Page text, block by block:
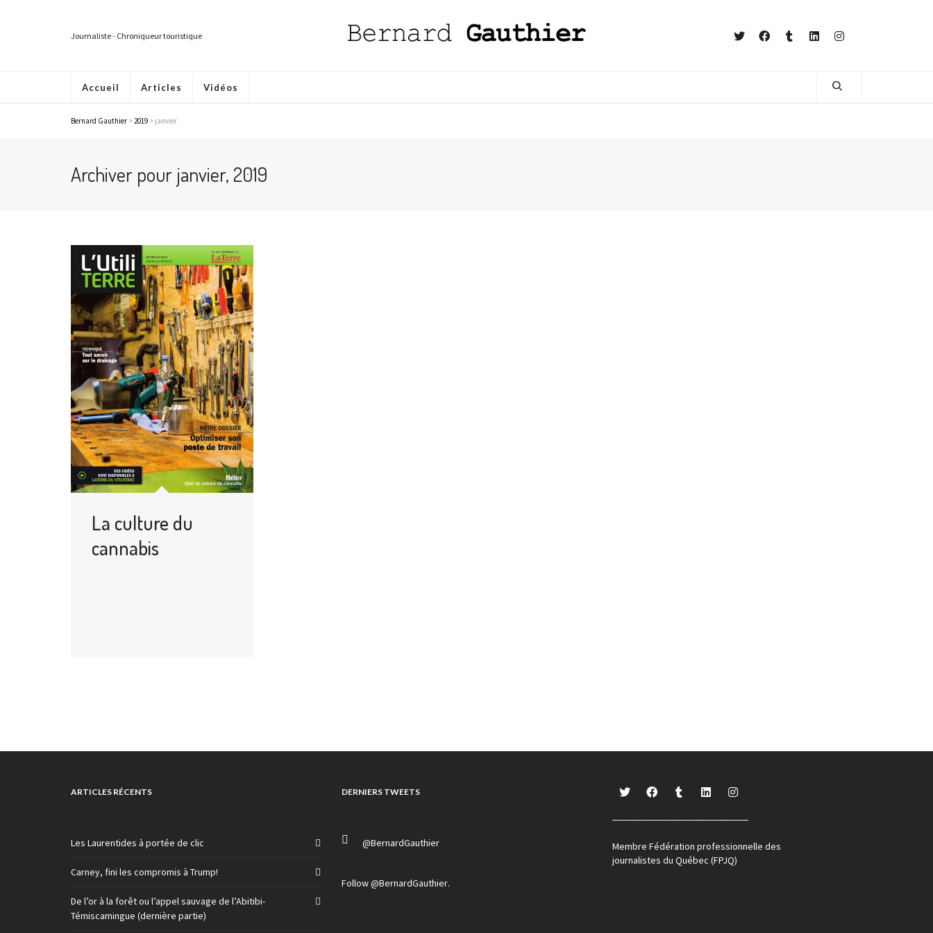
Journaliste - Chroniqueur touristique
Accueil Articles Vidéos
Bernard Gauthier >2019 > janvier
Archiver pour janvier, 2019
La culture du
cannabis
ARTICLES RÉCENTS
Les Laurentides à portée de clic
Carney, fini les compromis à Trump!
De l’or à la forêt ou l’appel sauvage de l’Abitibi-
Témiscamingue (dernière partie)
DERNIERS TWEETS
@BernardGauthier
Follow@BernardGauthier.
Membre Fédération professionnelle des
journalistes du Québec (FPJQ)